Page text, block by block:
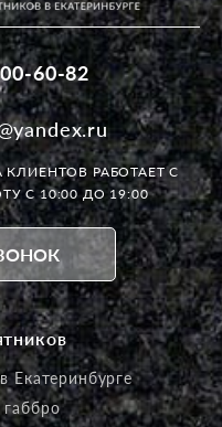
60-82
РАБОТАЕТС
С 10:00 ДО 19:00
Екатеринбурге